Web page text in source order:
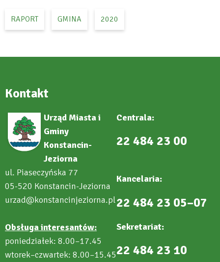
RAPORT GMINA 2020
Kontakt
Urząd Miasta i
Gminy
Konstancin-
Jeziorna
ul. Piaseczyńska 77
05-520 Konstancin-Jeziorna
urzad@konstancinjeziorna.pl
Obsługa interesantów:
poniedziałek: 8.00–17.45
wtorek–czwartek: 8.00–15.45
Centrala:
22 484 23 00
Kancelaria:
22 484 23 05–07
Sekretariat:
22 484 23 10